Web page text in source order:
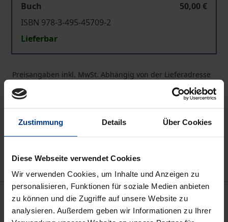
Zustimmung Details Über Cookies
Diese Webseite verwendet Cookies
Wir verwenden Cookies, um Inhalte und Anzeigen zu
personalisieren, Funktionen für soziale Medien anbieten
zu können und die Zugriffe auf unsere Website zu
analysieren. Außerdem geben wir Informationen zu Ihrer
Buch
50,00 €
ISBN 978-3-495-45709-2
Lieferbar
Preisangaben inkl. MwSt. Abhängig von der Lieferadresse
Beschreibung